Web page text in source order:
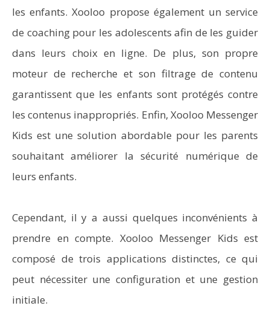
les enfants. Xooloo propose également un service
de coaching pour les adolescents afin de les guider
dans leurs choix en ligne. De plus, son propre
moteur de recherche et son filtrage de contenu
garantissent que les enfants sont protégés contre
les contenus inappropriés. Enfin, Xooloo Messenger
Kids est une solution abordable pour les parents
souhaitant améliorer la sécurité numérique de
leurs enfants.
Cependant, il y a aussi quelques inconvénients à
prendre en compte. Xooloo Messenger Kids est
composé de trois applications distinctes, ce qui
peut nécessiter une configuration et une gestion
initiale.